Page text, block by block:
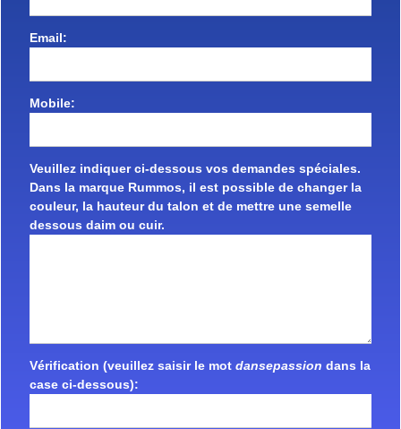
Email:
Mobile:
Veuillez indiquer ci-dessous vos demandes spéciales.
Dans la marque Rummos, il est possible de changer la
couleur, la hauteur du talon et de mettre une semelle
dessous daim ou cuir.
Vérification (veuillez saisir le mot dansepassion dans la
case ci-dessous):